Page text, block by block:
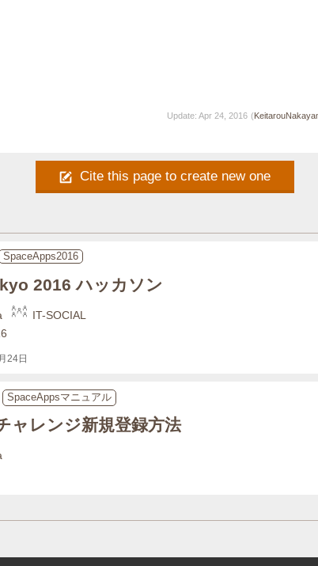
Update: Apr 24, 2016 (
Cite this page to create new one
SpaceApps2016
2016 ハッカソン
IT-SOCIAL
24日
SpaceAppsマニュアル
ャレンジ新規登録方法